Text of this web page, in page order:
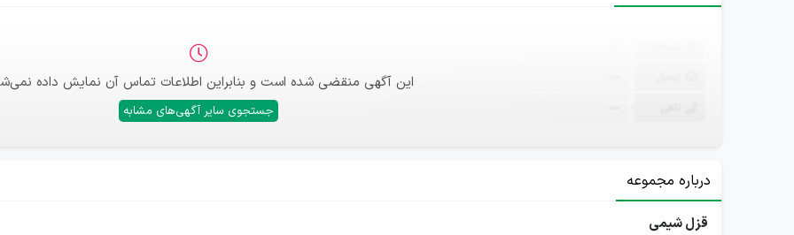
این آگهی منقضی شده است و بنابراین اطلاعات تماس آن نمایش داده
جستجوی سایر آگهی‌های مشابه
درباره مجموعه
قزل شیمی